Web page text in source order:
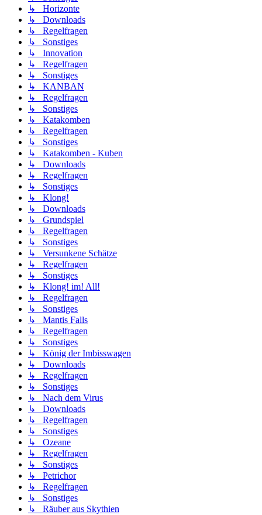
↳ Horizonte
↳ Downloads
↳ Regelfragen
↳ Sonstiges
↳ Innovation
↳ Regelfragen
↳ Sonstiges
↳ KANBAN
↳ Regelfragen
↳ Sonstiges
↳ Katakomben
↳ Regelfragen
↳ Sonstiges
↳ Katakomben - Kuben
↳ Downloads
↳ Regelfragen
↳ Sonstiges
↳ Klong!
↳ Downloads
↳ Grundspiel
↳ Regelfragen
↳ Sonstiges
↳ Versunkene Schätze
↳ Regelfragen
↳ Sonstiges
↳ Klong! im! All!
↳ Regelfragen
↳ Sonstiges
↳ Mantis Falls
↳ Regelfragen
↳ Sonstiges
↳ König der Imbisswagen
↳ Downloads
↳ Regelfragen
↳ Sonstiges
↳ Nach dem Virus
↳ Downloads
↳ Regelfragen
↳ Sonstiges
↳ Ozeane
↳ Regelfragen
↳ Sonstiges
↳ Petrichor
↳ Regelfragen
↳ Sonstiges
↳ Räuber aus Skythien